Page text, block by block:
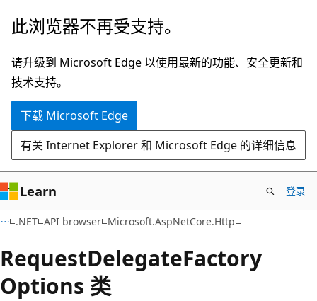
跳
主
要
内
跳
页
内
导
此浏览器不再受支持。
请升级到 Microsoft Edge 以使用最新的功能、安全更新和
技术支持。
下载 Microsoft Edge
有关 Internet Explorer 和 Microsoft Edge 的详细信息
Learn 登录
.NET API browser Microsoft.AspNetCore.Http
RequestDelegateFactory
Options 类